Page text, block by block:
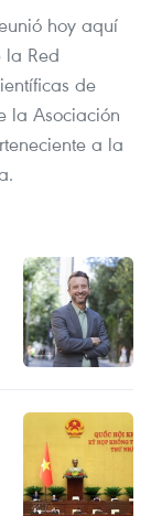
hoy aquí
Red
de
la Asociación
a la